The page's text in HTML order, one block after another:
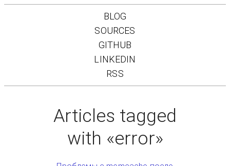
BLOG
SOURCES
GITHUB
LINKEDIN
RSS
Articles tagged
with «error»